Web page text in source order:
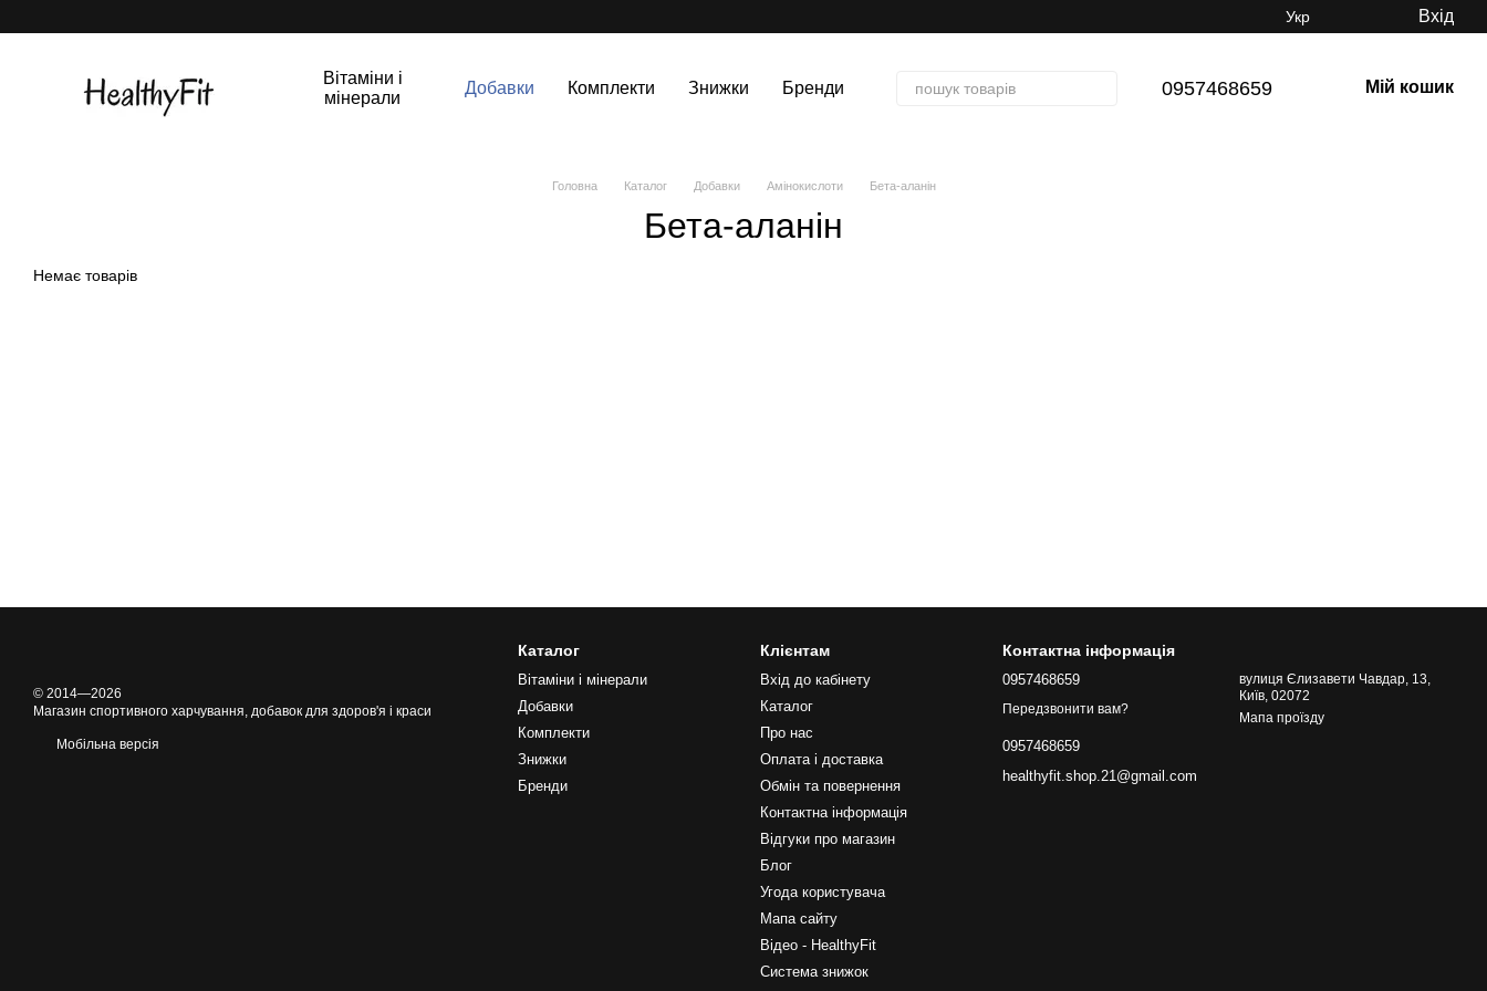
Укр Вхід
Вітаміни і
мінерали
Добавки Комплекти Знижки Бренди 0957468659 Мій кошик
Головна Каталог Добавки Амінокислоти Бета-аланін
Бета-аланін
Немає товарів
© 2014—2026
Магазин спортивного харчування, добавок для здоров'я і краси
Мобільна версія
Каталог
Вітаміни і мінерали
Добавки
Комплекти
Знижки
Бренди
Клієнтам
Вхід до кабінету
Каталог
Про нас
Оплата і доставка
Обмін та повернення
Контактна інформація
Відгуки про магазин
Блог
Угода користувача
Мапа сайту
Відео - HealthyFit
Система знижок
Контактна інформація
0957468659
Передзвонити вам?
0957468659
healthyfit.shop.21@gmail.com
вулиця Єлизавети Чавдар, 13,
Київ, 02072
Мапа проїзду